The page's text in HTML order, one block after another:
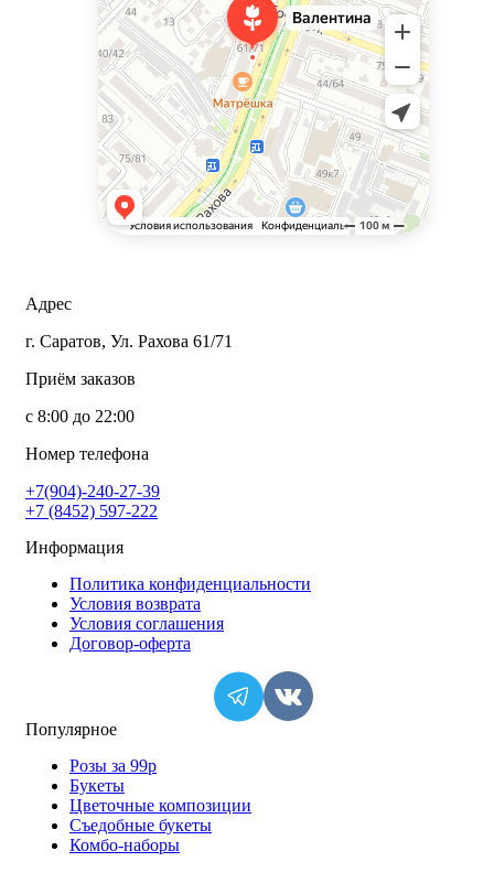
Адрес
г. Саратов, Ул. Рахова 61/71
Приём заказов
с 8:00 до 22:00
Номер телефона
+7(904)-240-27-39
+7 (8452) 597-222
Информация
Политика конфиденциальности
Условия возврата
Условия соглашения
Договор-оферта
Популярное
Розы за 99р
Букеты
Цветочные композиции
Съедобные букеты
Комбо-наборы